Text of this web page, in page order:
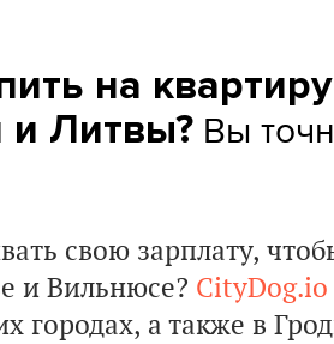
на
и Литвы? Вы
свою зарплату,
и Вильнюсе? CityDog.io
городах, а также в